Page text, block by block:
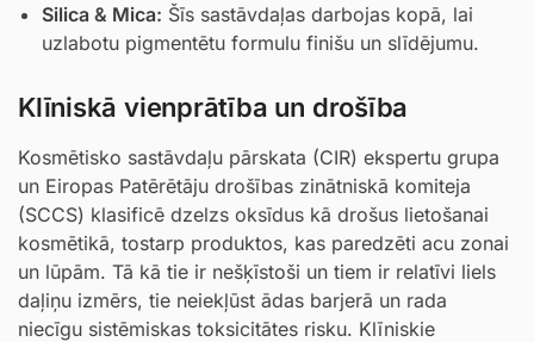
Silica & Mica: Šīs sastāvdaļas darbojas kopā, lai
uzlabotu pigmentētu formulu finišu un slīdējumu.
Klīniskā vienprātība un drošība
Kosmētisko sastāvdaļu pārskata (CIR) ekspertu grupa
un Eiropas Patērētāju drošības zinātniskā komiteja
(SCCS) klasificē dzelzs oksīdus kā drošus lietošanai
kosmētikā, tostarp produktos, kas paredzēti acu zonai
un lūpām. Tā kā tie ir nešķīstoši un tiem ir relatīvi liels
daļiņu izmērs, tie neiekļūst ādas barjerā un rada
niecīgu sistēmiskas toksicitātes risku. Klīniskie